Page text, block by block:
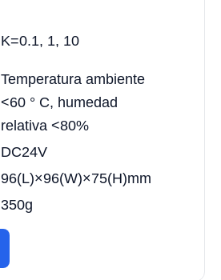
K=0.1, 1, 10
Temperatura ambiente
<60 ° C, humedad
relativa <80%
DC24V
96(L)×96(W)×75(H)mm
350g